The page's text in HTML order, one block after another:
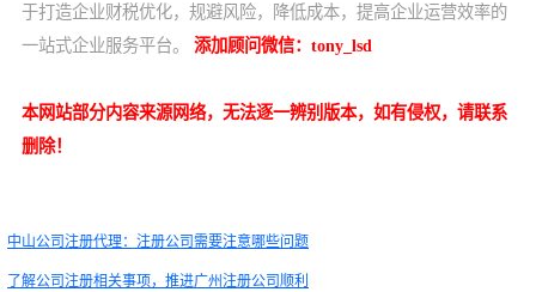
于打造企业财税优化，规避风险，降低成本，提高企业运营效率的
一站式企业服务平台。 添加顾问微信： tony_lsd
本网站部分内容来源网络，无法逐一辨别版本，如有侵权，请联系
删除！
中山公司注册代理：注册公司需要注意哪些问题
了解公司注册相关事项，推进广州注册公司顺利